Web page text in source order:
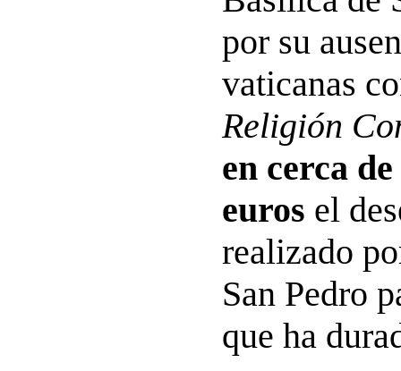
por su
vaticanas
Religión
en cerca
euros el
realizado
San Pedro
que ha